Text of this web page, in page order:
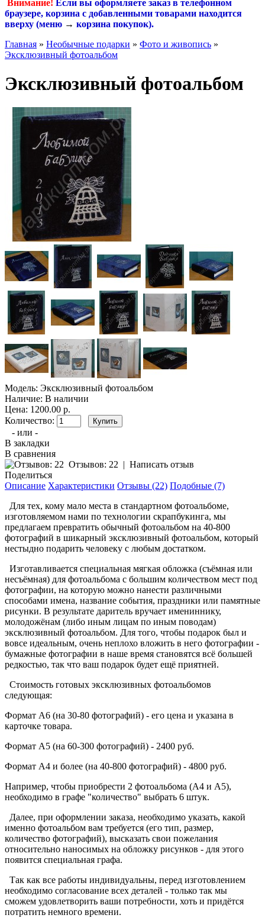
Внимание! Если вы оформляете заказ в телефонном
браузере, корзина с добавленными товарами находится
вверху (меню → корзина покупок).
Главная » Необычные подарки » Фото и живопись »
Эксклюзивный фотоальбом
Эксклюзивный фотоальбом
Модель: Эксклюзивный фотоальбом
Наличие: В наличии
Цена: 1200.00 р.
Количество:
- или -
В закладки
В сравнения
Отзывов: 22 | Написать отзыв
Поделиться
Описание Характеристики Отзывы (22) Подобные (7)
Для тех, кому мало места в стандартном фотоальбоме,
изготовляемом нами по технологии скрапбукинга, мы
предлагаем превратить обычный фотоальбом на 40-800
фотографий в шикарный эксклюзивный фотоальбом, который
нестыдно подарить человеку с любым достатком.
Изготавливается специальная мягкая обложка (съёмная или
несъёмная) для фотоальбома с большим количеством мест под
фотографии, на которую можно нанести различными
способами имена, название события, праздники или памятные
рисунки. В результате даритель вручает имениннику,
молодожёнам (либо иным лицам по иным поводам)
эксклюзивный фотоальбом. Для того, чтобы подарок был и
вовсе идеальным, очень неплохо вложить в него фотографии -
бумажные фотографии в наше время становятся всё большей
редкостью, так что ваш подарок будет ещё приятней.
Стоимость готовых эксклюзивных фотоальбомов
следующая:
Формат А6 (на 30-80 фотографий) - его цена и указана в
карточке товара.
Формат А5 (на 60-300 фотографий) - 2400 руб.
Формат А4 и более (на 40-800 фотографий) - 4800 руб.
Например, чтобы приобрести 2 фотоальбома (А4 и А5),
необходимо в графе "количество" выбрать 6 штук.
Далее, при оформлении заказа, необходимо указать, какой
именно фотоальбом вам требуется (его тип, размер,
количество фотографий), высказать свои пожелания
относительно наносимых на обложку рисунков - для этого
появится специальная графа.
Так как все работы индивидуальны, перед изготовлением
необходимо согласование всех деталей - только так мы
сможем удовлетворить ваши потребности, хоть и придётся
потратить немного времени.